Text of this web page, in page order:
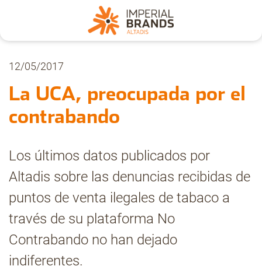
Nosotros
Secciones
Pregúntanos
Archivo
Estadísticas CMT
12/05/2017
La UCA, preocupada por el
contrabando
Los últimos datos publicados por
Altadis sobre las denuncias recibidas de
puntos de venta ilegales de tabaco a
través de su plataforma No
Contrabando no han dejado
indiferentes.